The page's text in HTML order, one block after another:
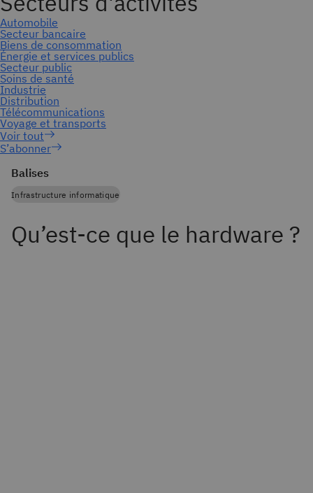
S’abonner
Balises
Infrastructure informatique
Qu’est-ce que le hardware ?